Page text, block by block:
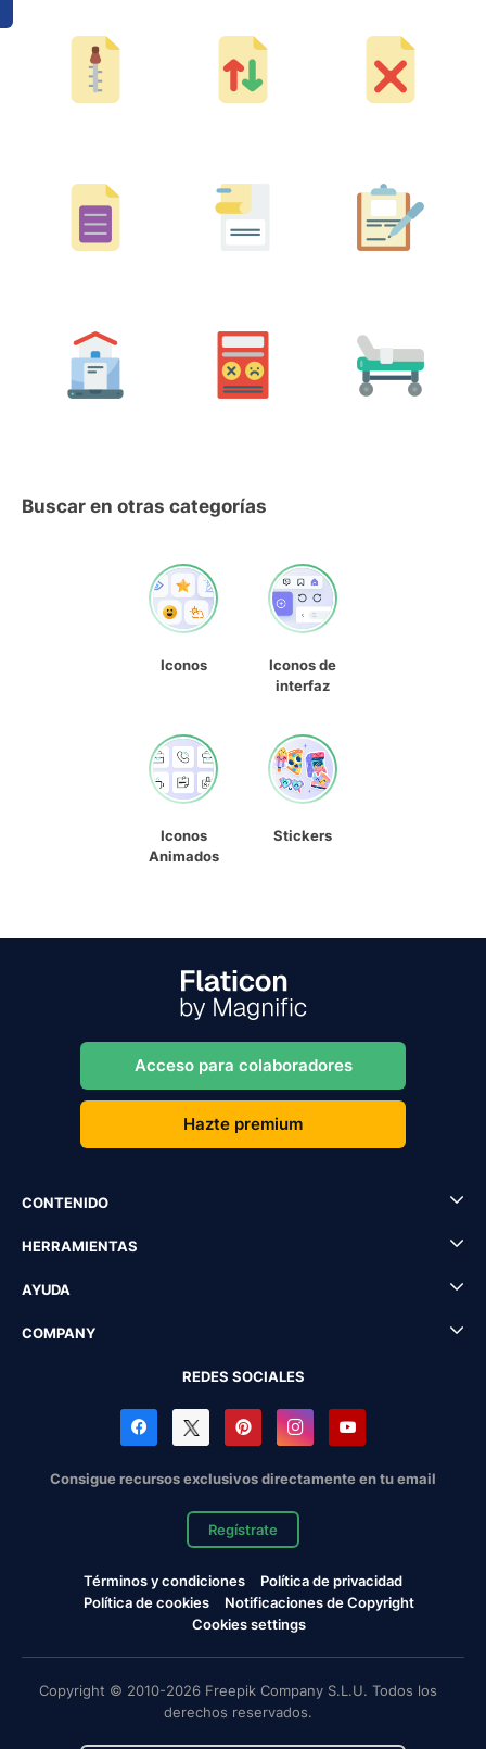
Buscar en otras categorías
Iconos
Iconos de
interfaz
Iconos
Animados
Stickers
Acceso para colaboradores
Hazte premium
CONTENIDO
HERRAMIENTAS
AYUDA
COMPANY
REDES SOCIALES
Consigue recursos exclusivos directamente en tu email
Regístrate
Términos y condiciones
Política de privacidad
Política de cookies
Notificaciones de Copyright
Cookies settings
Copyright © 2010-2026 Freepik Company S.L.U. Todos los
derechos reservados.